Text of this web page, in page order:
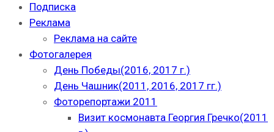
Подписка
Реклама
Реклама на сайте
Фотогалерея
День Победы(2016, 2017 г.)
День Чашник(2011, 2016, 2017 гг.)
Фоторепортажи 2011
Визит космонавта Георгия Гречко(2011